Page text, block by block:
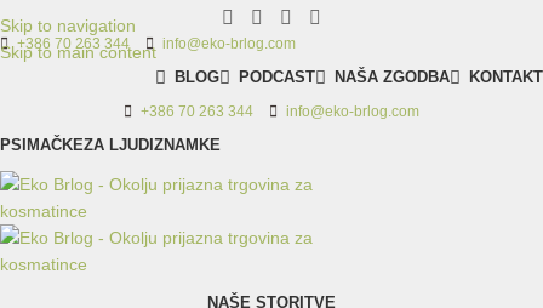
Skip to navigation
Skip to main content
+386 70 263 344 info@eko-brlog.com
BLOG PODCAST NAŠA ZGODBA KONTAKT
+386 70 263 344 info@eko-brlog.com
PSI MAČKEZA LJUDI ZNAMKE
NAŠE STORITVE